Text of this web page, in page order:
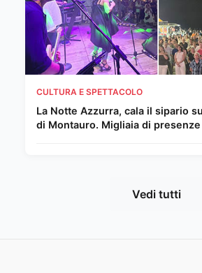
CULTURA E SPETTACOLO
La Notte Azzurra, cala il sipario
di Montauro. Migliaia di
Vedi tutti